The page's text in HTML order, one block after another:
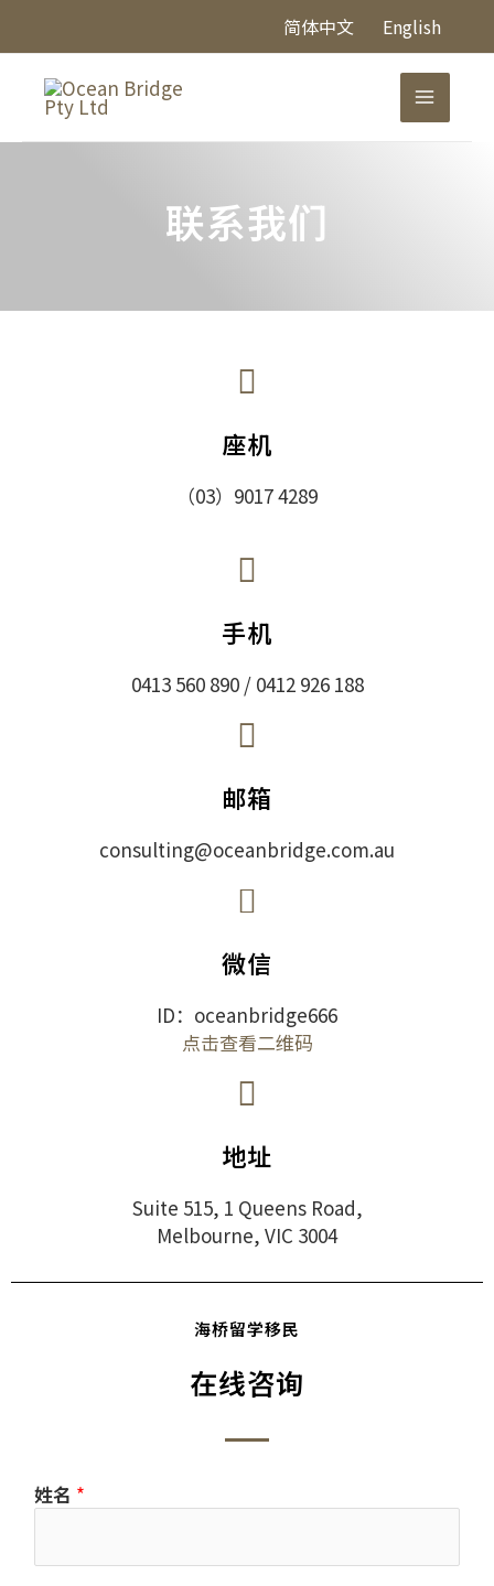
简体中文 English
Main
Menu
联系我们
座机
（03）9017 4289
手机
0413 560 890 / 0412 926 188
邮箱
consulting@oceanbridge.com.au
微信
ID：oceanbridge666
点击查看二维码
地址
Suite 515, 1 Queens Road,
Melbourne, VIC 3004
海桥留学移民
在线咨询
姓名 *